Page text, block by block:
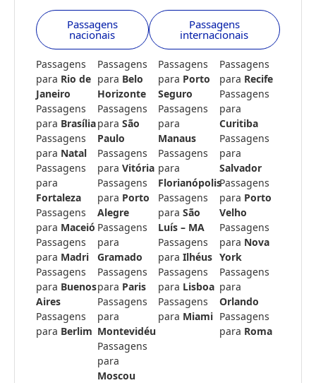
Passagens
nacionais
Passagens
internacionais
Passagens
para Rio de
Janeiro
Passagens
para Brasília
Passagens
para Natal
Passagens
para
Fortaleza
Passagens
para Maceió
Passagens
para Madri
Passagens
para Buenos
Aires
Passagens
para Berlim
Passagens
para Belo
Horizonte
Passagens
para São
Paulo
Passagens
para Vitória
Passagens
para Porto
Alegre
Passagens
para
Gramado
Passagens
para Paris
Passagens
para
Montevidéu
Passagens
para
Moscou
Passagens
para Porto
Seguro
Passagens
para
Manaus
Passagens
para
Florianópolis
Passagens
para São
Luís – MA
Passagens
para Ilhéus
Passagens
para Lisboa
Passagens
para Miami
Passagens
para Recife
Passagens
para
Curitiba
Passagens
para
Salvador
Passagens
para Porto
Velho
Passagens
para Nova
York
Passagens
para
Orlando
Passagens
para Roma